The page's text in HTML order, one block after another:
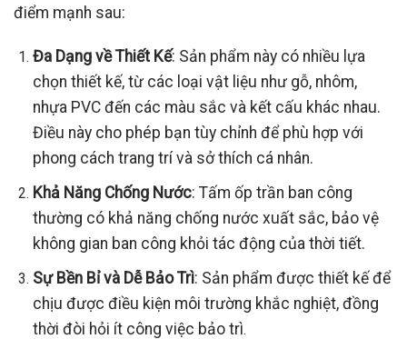
điểm mạnh sau:
Đa Dạng về Thiết Kế: Sản phẩm này có nhiều lựa
chọn thiết kế, từ các loại vật liệu như gỗ, nhôm,
nhựa PVC đến các màu sắc và kết cấu khác nhau.
Điều này cho phép bạn tùy chỉnh để phù hợp với
phong cách trang trí và sở thích cá nhân.
Khả Năng Chống Nước: Tấm ốp trần ban công
thường có khả năng chống nước xuất sắc, bảo vệ
không gian ban công khỏi tác động của thời tiết.
Sự Bền Bỉ và Dễ Bảo Trì: Sản phẩm được thiết kế để
chịu được điều kiện môi trường khắc nghiệt, đồng
thời đòi hỏi ít công việc bảo trì.